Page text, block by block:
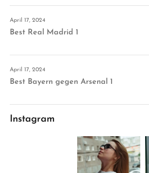
April 17, 2024
Best Real Madrid 1
April 17, 2024
Best Bayern gegen Arsenal 1
Instagram